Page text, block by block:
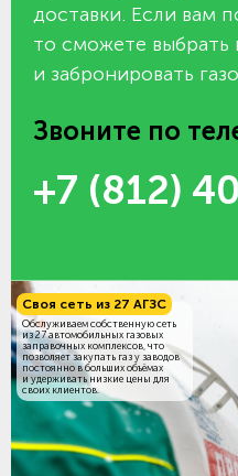
доставки. Если вам
то сможете выбрать
и забронировать
Звоните по
+7 (812)
Своя сеть из 27 АГЗС
Обслуживаем собственную сеть
из 27 автомобильных газовых
заправочных комплексов, что
позволяет закупать газ у заводов
постоянно в больших объёмах
и удерживать низкие цены для
своих клиентов.